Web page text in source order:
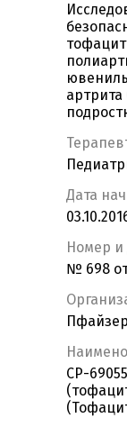
Дата
Номер и
№ 698 от
CP-